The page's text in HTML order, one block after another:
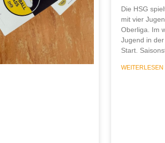
Die HSG
mit vier
Oberliga. Im
Jugend in
Start.
WEITERLESEN